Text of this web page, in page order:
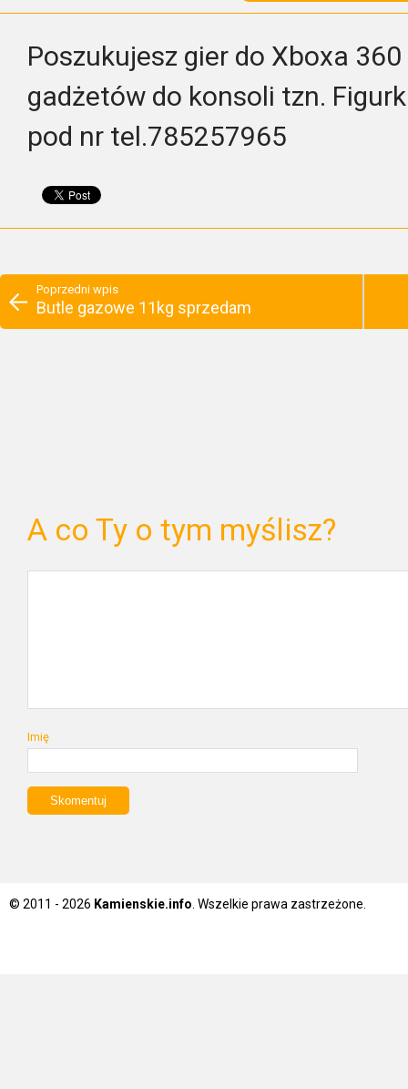
Poszukujesz gier do Xboxa
gadżetów do konsoli tzn.
pod nr tel.785257965
Poprzedni wpis
Butle gazowe 11kg sprzedam
A co Ty o tym myślisz?
Imię
© 2011 - 2026 Kamienskie.info . Wszelkie prawa zastrzeżone.